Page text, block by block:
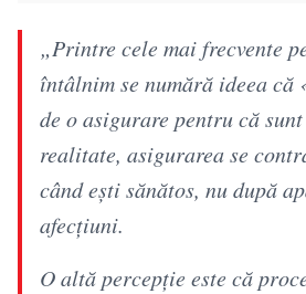
„Printre cele mai frecvente
întâlnim se numără ideea că
de o asigurare pentru că
realitate, asigurarea se
când ești sănătos, nu după
afecțiuni.
O altă percepție este că